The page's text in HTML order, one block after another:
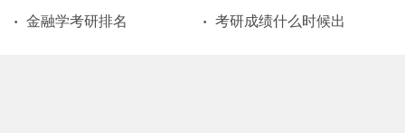
金融学考研排名
考研成绩什么时候出